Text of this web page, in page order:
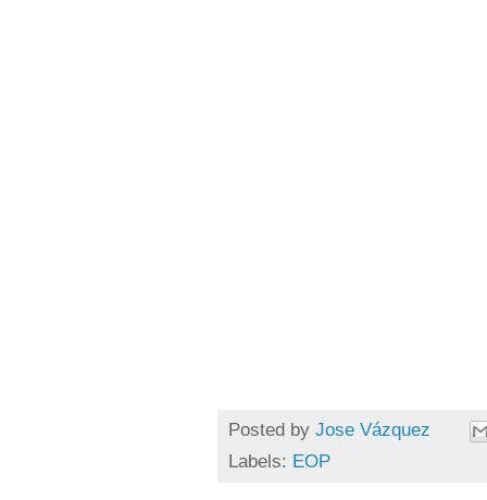
Posted by Jose Vázquez
Labels: EOP